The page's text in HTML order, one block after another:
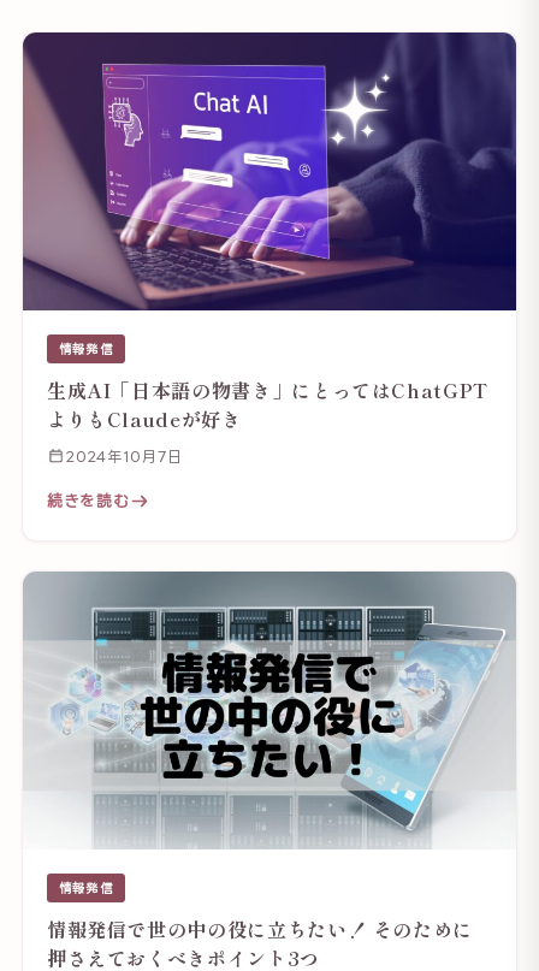
情報発信
生成AI「日本語の物書き」にとってはChatGPT
よりもClaudeが好き
2024年10月7日
続きを読む
情報発信
情報発信で世の中の役に立ちたい！ そのために
押さえておくべきポイント3つ